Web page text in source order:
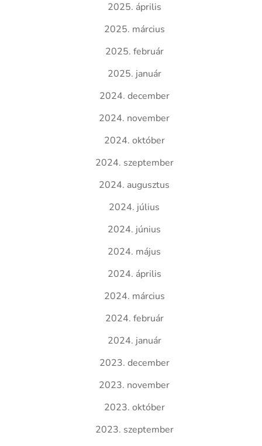
2025. április
2025. március
2025. február
2025. január
2024. december
2024. november
2024. október
2024. szeptember
2024. augusztus
2024. július
2024. június
2024. május
2024. április
2024. március
2024. február
2024. január
2023. december
2023. november
2023. október
2023. szeptember